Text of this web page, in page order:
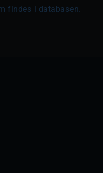
findes i databasen.